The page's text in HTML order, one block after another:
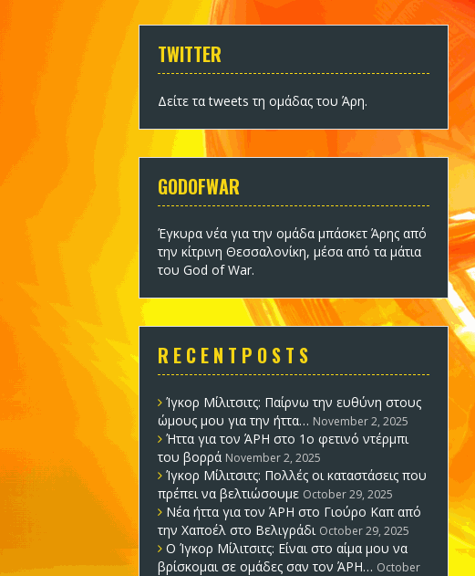
TWITTER
Δείτε τα tweets τη ομάδας του Άρη.
GODOFWAR
Έγκυρα νέα για την ομάδα μπάσκετ Άρης από
την κίτρινη Θεσσαλονίκη, μέσα από τα μάτια
του God of War.
R E C E N T P O S T S
Ίγκορ Μίλιτσιτς: Παίρνω την ευθύνη στους
ώμους μου για την ήττα… November 2, 2025
Ήττα για τον ΆΡΗ στο 1ο φετινό ντέρμπι
του βορρά November 2, 2025
Ίγκορ Μίλιτσιτς: Πολλές οι καταστάσεις που
πρέπει να βελτιώσουμε October 29, 2025
Νέα ήττα για τον ΆΡΗ στο Γιούρο Καπ από
την Χαποέλ στο Βελιγράδι October 29, 2025
Ο Ίγκορ Μίλιτσιτς: Είναι στο αίμα μου να
βρίσκομαι σε ομάδες σαν τον ΆΡΗ… October